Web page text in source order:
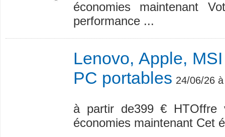
économies maintenant
performance ...
Lenovo, Apple,
PC portables 24/06/26
à partir de399 € HTOffre
économies maintenant Cet